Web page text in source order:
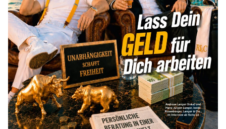
WEITERE ARTIKEL
zurückweiter
US-Kryptogesetz auf der Kippe:
Drei Streitpunkte bremsen den CLARITY
Act
mehr